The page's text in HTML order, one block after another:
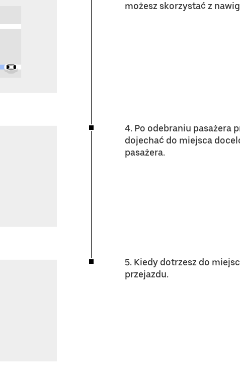
możesz skorzystać z
4. Po odebraniu pasażera
dojechać do miejsca
pasażera.
5. Kiedy dotrzesz do
przejazdu.